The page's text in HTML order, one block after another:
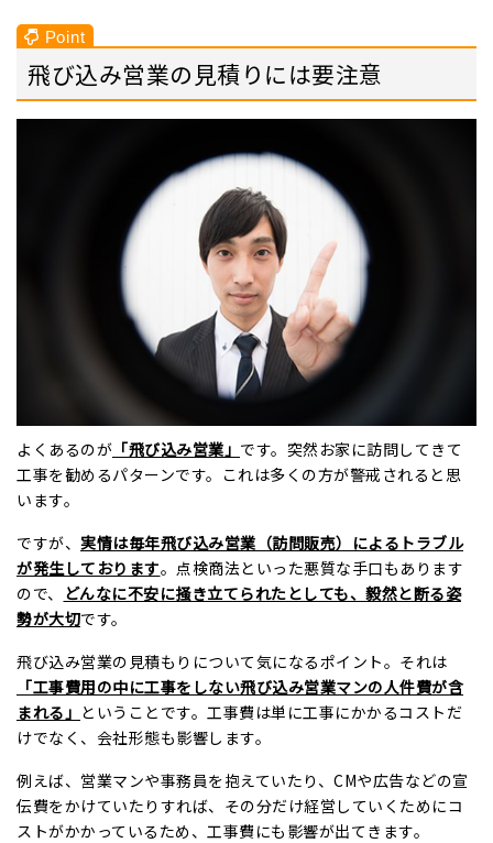
飛び込み営業の見積りには要注意
よくあるのが 「飛び込み営業」 です。突然お家に訪問してきて
工事を勧めるパターンです。これは多くの方が警戒されると思
います。
ですが、 実情は毎年飛び込み営業（訪問販売）によるトラブル
が発生しております。点検商法といった悪質な手口もあります
ので、
どんなに不安に掻き立てられたとしても、毅然と断る姿
勢が大切です。
飛び込み営業の見積もりについて気になるポイント。それは
「工事費用の中に工事をしない飛び込み営業マンの人件費が含
まれる」 ということです。工事費は単に工事にかかるコストだ
けでなく、会社形態も影響します。
例えば、営業マンや事務員を抱えていたり、CMや広告などの宣
伝費をかけていたりすれば、その分だけ経営していくためにコ
ストがかかっているため、工事費にも影響が出てきます。